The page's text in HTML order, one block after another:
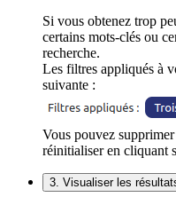
Si vous obtenez trop
certains mots-clés ou
recherche.
Les filtres appliqués à
suivante :
Vous pouvez
réinitialiser en cliquant
3. Visualiser les